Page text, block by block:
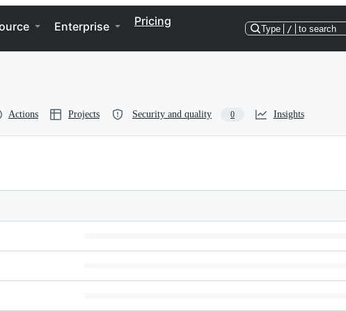
Enterprise Pricing
Type / to search
Actions Projects Security and quality 0 Insights